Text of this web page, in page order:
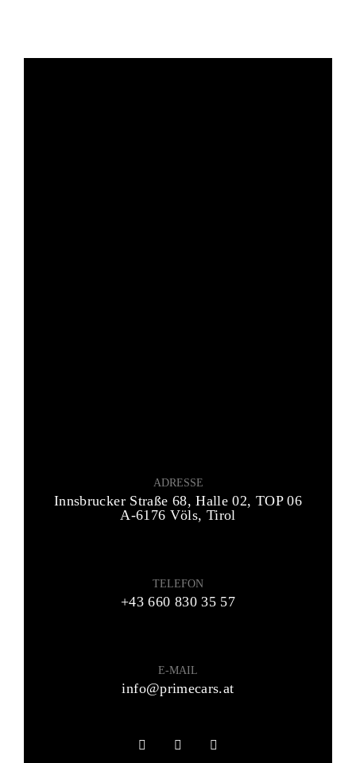
ADRESSE
Innsbrucker Straße 68, Halle 02, TOP 06
A-6176 Völs, Tirol
TELEFON
+43 660 830 35 57
E-MAIL
info@primecars.at